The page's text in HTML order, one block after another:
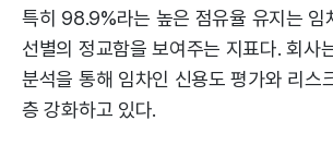
특히 98.9%라는 높은 점유율 유지는 임
선별의 정교함을 보여주는 지표다. 회사
분석을 통해 임차인 신용도 평가와 리스
층 강화하고 있다.